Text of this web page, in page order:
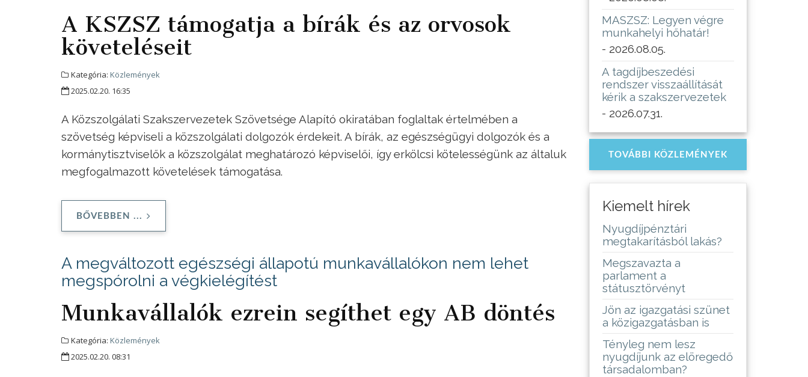
A KSZSZ támogatja a bírák és az orvosok
követeléseit
Kategória: Közlemények
2025.02.20. 16:35
A Közszolgálati Szakszervezetek Szövetsége Alapító okiratában foglaltak értelmében a
szövetség képviseli a közszolgálati dolgozók érdekeit. A bírák, az egészségügyi dolgozók és a
kormánytisztviselők a közszolgálat meghatározó képviselői, így erkölcsi kötelességünk az általuk
megfogalmazott követelések támogatása.
BŐVEBBEN ...
A megváltozott egészségi állapotú munkavállalókon nem lehet
megspórolni a végkielégítést
Munkavállalók ezrein segíthet egy AB döntés
Kategória: Közlemények
2025.02.20. 08:31
MASZSZ: Legyen végre
munkahelyi hőhatár!
- 2026.08.05.
A tagdíjbeszedési
rendszer visszaállítását
kérik a szakszervezetek
- 2026.07.31.
TOVÁBBI KÖZLEMÉNYEK
Kiemelt hírek
Nyugdíjpénztári
megtakarításból lakás?
Megszavazta a
parlament a
státusztörvényt
Jön az igazgatási szünet
a közigazgatásban is
Tényleg nem lesz
nyugdíjunk az elöregedő
társadalomban?